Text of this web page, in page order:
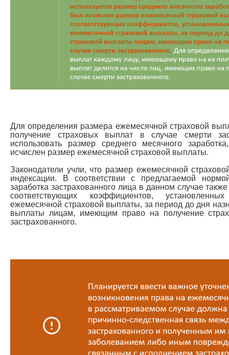
Для определения размера ежемесячной страховой
получение страховых выплат в случае смерти
использовать размер среднего месячного
исчислен размер ежемесячной страховой выплаты.
Законодатели учли, что размер ежемесячной
индексации. В соответствии с предлагаемой
заработка застрахованного лица в данном случае
соответствующих коэффициентов,
ежемесячной страховой выплаты, за период до дня
выплаты лицам, имеющим право на получение
застрахованного.